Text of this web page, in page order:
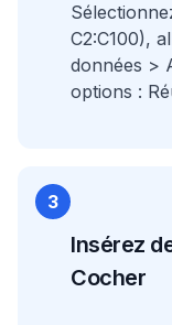
C2:C100),
données >
options :
3
Insérez
Cocher